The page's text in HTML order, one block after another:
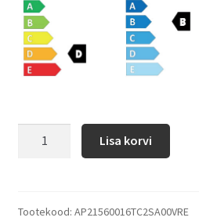
Lisa korvi
Tootekood: AP21560016TC2SA00VRE